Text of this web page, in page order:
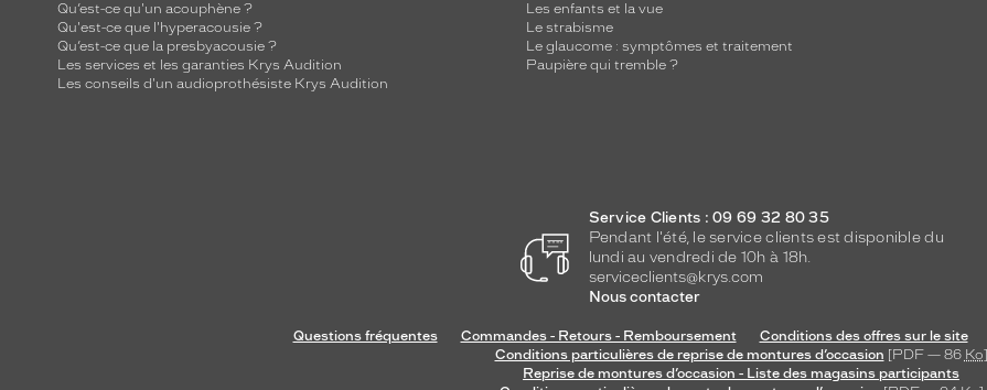
Qu’est-ce qu'un acouphène ?
Qu'est-ce que l'hyperacousie ?
Qu’est-ce que la presbyacousie ?
Les services et les garanties Krys Audition
Les conseils d'un audioprothésiste Krys Audition
Les enfants et la vue
Le strabisme
Le glaucome : symptômes et traitement
Paupière qui tremble ?
Service Clients : 09 69 32 80 35
Pendant l'été, le service clients est disponible du
lundi au vendredi de 10h à 18h.
serviceclients@krys.com
Nous contacter
Questions fréquentes Commandes - Retours - Remboursement Conditions des offres sur le site
Conditions particulières de reprise de montures d’occasion [PDF — 86 Ko]
Reprise de montures d’occasion - Liste des magasins participants